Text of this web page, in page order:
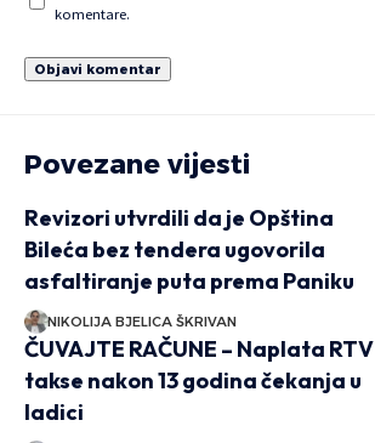
komentare.
Povezane vijesti
Revizori utvrdili da je Opština
Bileća bez tendera ugovorila
asfaltiranje puta prema Paniku
NIKOLIJA BJELICA ŠKRIVAN
ČUVAJTE RAČUNE – Naplata RTV
takse nakon 13 godina čekanja u
ladici